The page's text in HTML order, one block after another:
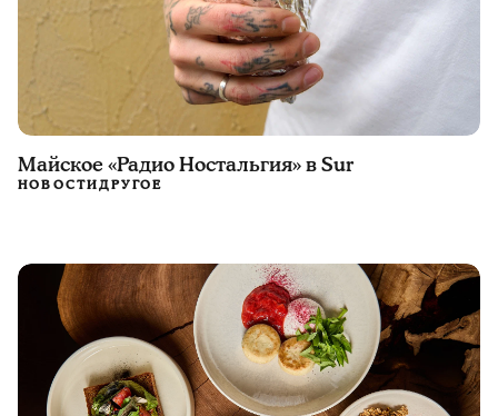
Майское «Радио Ностальгия» в Sur
НОВОСТИДРУГОЕ